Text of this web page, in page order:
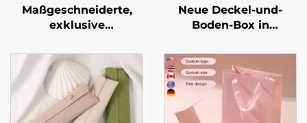
Maßgeschneiderte,
exklusive
mit Auszugfunktion –
Exquisites, stabiles
Karton-
Schmuckverpackungsgehäuse
für Luxus-Halsketten, -
Neue Deckel-und-
Boden-Box in
rechteckig, schlichtes
Muster –
für Ringe und
Halsketten